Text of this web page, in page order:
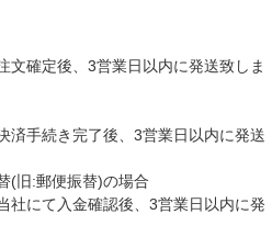
文確定後、3営業日以内に発送致しま
済手続き完了後、3営業日以内に発送
(旧:郵便振替)の場合
社にて入金確認後、3営業日以内に発